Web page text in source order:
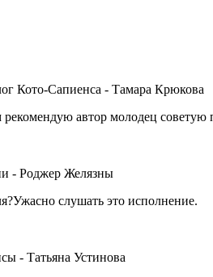
Кото-Сапиенса - Тамара Крюкова
автор молодец советую
- Роджер Желязны
слушать это исполнение.
- Татьяна Устинова